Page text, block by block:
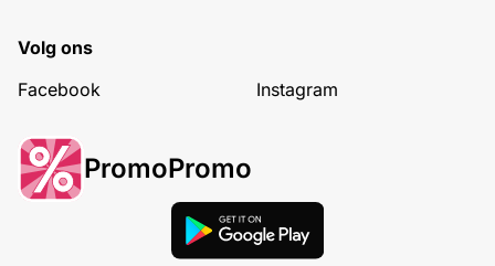
Volg ons
Facebook
Instagram
PromoPromo